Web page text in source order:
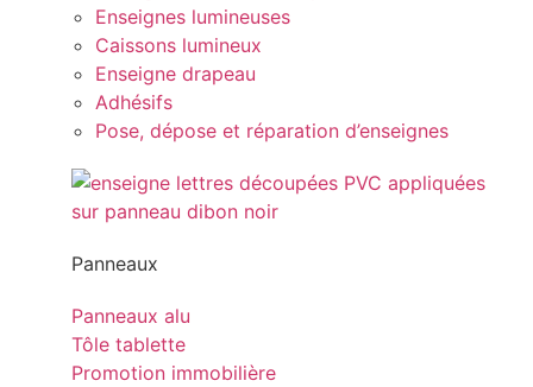
Enseignes lumineuses
Caissons lumineux
Enseigne drapeau
Adhésifs
Pose, dépose et réparation d’enseignes
Panneaux
Panneaux alu
Tôle tablette
Promotion immobilière